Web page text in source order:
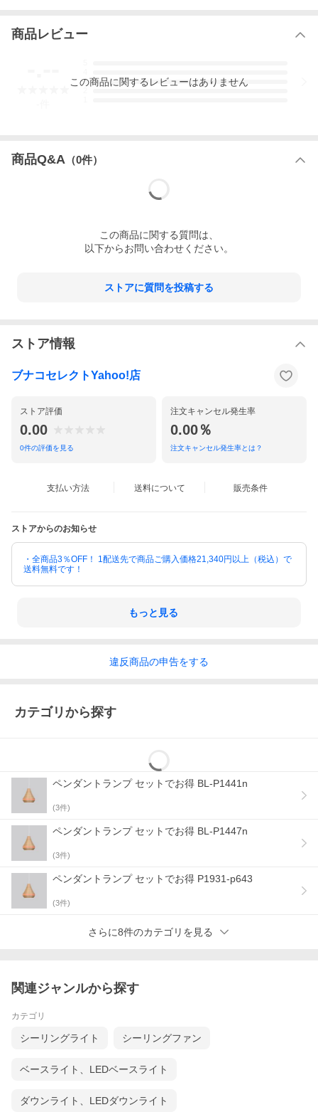
・引掛シーリングを配線ダクトプラグに
付替え可能です。
ドカットはご注文後、色の変更は商品出荷後
のご変更は出来ませんので、予めご了承下さ
んのでご了承下さい。
商品レビュー
3
この商品に関するレビューはありません
商品Q&A （0件）
この商品に関する質問は、
以下からお問い合わせください。
ストアに質問を投稿する
ストア情報
ブナコセレクトYahoo!店
ストア評価
0.00
0件の評価を見る
注文キャンセル発生率
0.00％
注文キャンセル発生率とは？
支払い方法 送料について 販売条件
ストアからのお知らせ
・全商品3％OFF！ 1配送先で商品ご購入価格21,340円以上（税込）で
送料無料です！
もっと見る
違反商品の申告をする
カテゴリから探す
ペンダントランプ セットでお得 BL-P1441n
(3件)
ペンダントランプ セットでお得 BL-P1447n
(3件)
ペンダントランプ セットでお得 P1931-p643
(3件)
さらに8件のカテゴリを見る
関連ジャンルから探す
カテゴリ
シーリングライト シーリングファン
ベースライト、LEDベースライト
ダウンライト、LEDダウンライト